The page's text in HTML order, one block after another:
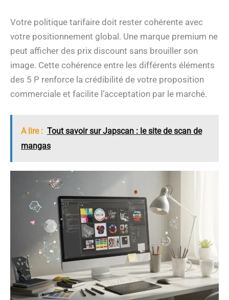
Votre politique tarifaire doit rester cohérente avec
votre positionnement global. Une marque premium ne
peut afficher des prix discount sans brouiller son
image. Cette cohérence entre les différents éléments
des 5 P renforce la crédibilité de votre proposition
commerciale et facilite l’acceptation par le marché.
A lire : Tout savoir sur Japscan : le site de scan de
mangas